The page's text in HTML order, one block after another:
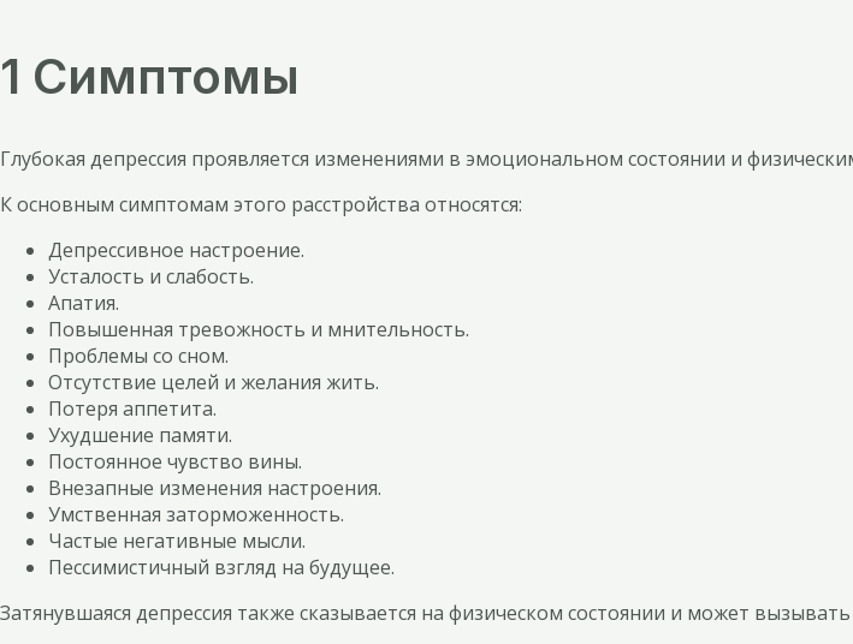
1 Симптомы
Глубокая депрессия проявляется изменениями в эмоциональном состоянии и
К основным симптомам этого расстройства относятся:
Депрессивное настроение.
Усталость и слабость.
Апатия.
Повышенная тревожность и мнительность.
Проблемы со сном.
Отсутствие целей и желания жить.
Потеря аппетита.
Ухудшение памяти.
Постоянное чувство вины.
Внезапные изменения настроения.
Умственная заторможенность.
Частые негативные мысли.
Пессимистичный взгляд на будущее.
Затянувшаяся депрессия также сказывается на физическом состоянии и может